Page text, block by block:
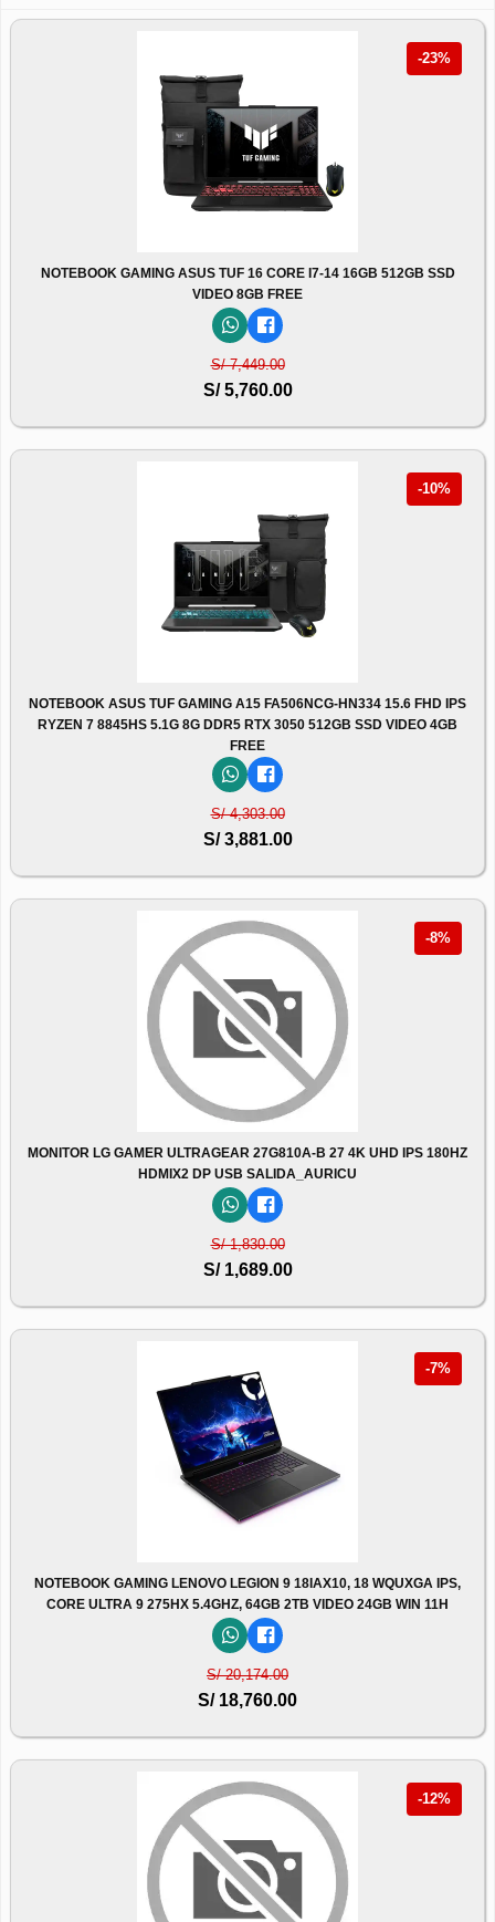
-23%
NOTEBOOK GAMING ASUS TUF 16 CORE I7-14 16GB 512GB SSD
VIDEO 8GB FREE
S/ 7,449.00
S/ 5,760.00
-10%
NOTEBOOK ASUS TUF GAMING A15 FA506NCG-HN334 15.6 FHD IPS
RYZEN 7 8845HS 5.1G 8G DDR5 RTX 3050 512GB SSD VIDEO 4GB
FREE
S/ 4,303.00
S/ 3,881.00
-8%
MONITOR LG GAMER ULTRAGEAR 27G810A-B 27 4K UHD IPS 180HZ
HDMIX2 DP USB SALIDA_AURICU
S/ 1,830.00
S/ 1,689.00
-7%
NOTEBOOK GAMING LENOVO LEGION 9 18IAX10, 18 WQUXGA IPS,
CORE ULTRA 9 275HX 5.4GHZ, 64GB 2TB VIDEO 24GB WIN 11H
S/ 20,174.00
S/ 18,760.00
-12%